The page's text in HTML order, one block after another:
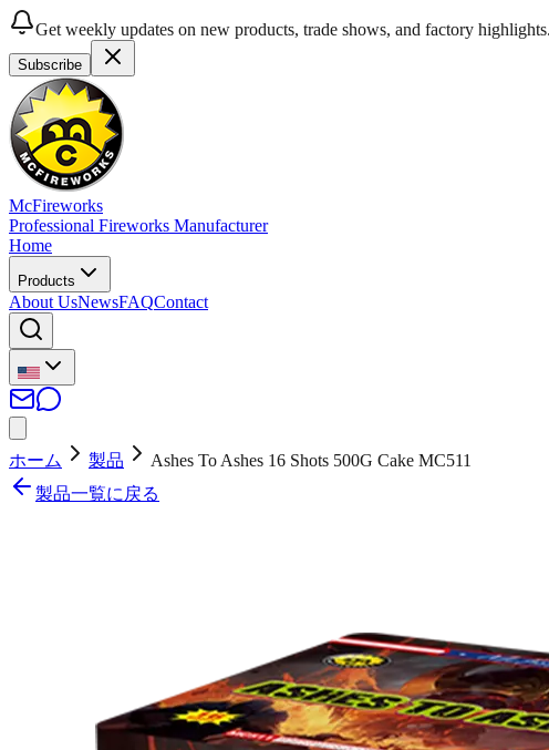
Get weekly updates on new products, trade shows, and factory highlights.
Subscribe
McFireworks
Professional Fireworks Manufacturer
Home
Products
About UsNewsFAQContact
ホーム 製品
Ashes To Ashes 16 Shots 500G Cake MC511
製品一覧に戻る